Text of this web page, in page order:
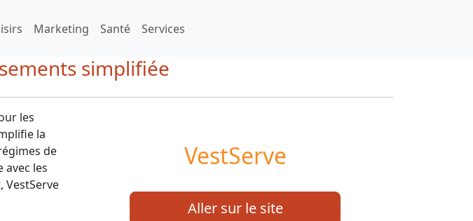
Marketing Santé Services
simplifiée
les
la
de
les
VestServe
VestServe
Aller sur le site